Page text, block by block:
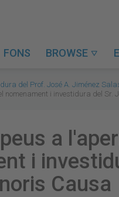
FONS BROWSE 
del Prof. José A. Jiménez
i investidura del Sr.
a
i
Causa